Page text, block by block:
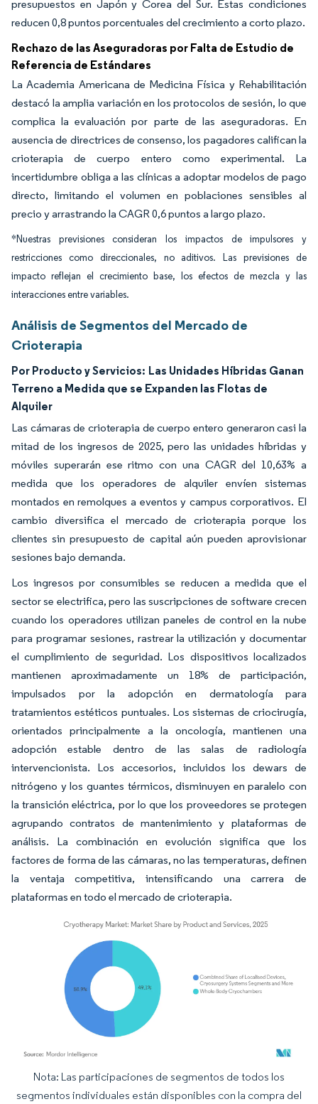
presupuestos en Japón y Corea del Sur. Estas condiciones
reducen 0,8 puntos porcentuales del crecimiento a corto plazo.
Rechazo de las Aseguradoras por Falta de Estudio de
Referencia de Estándares
La Academia Americana de Medicina Física y Rehabilitación
destacó la amplia variación en los protocolos de sesión, lo que
complica la evaluación por parte de las aseguradoras. En
ausencia de directrices de consenso, los pagadores califican la
crioterapia de cuerpo entero como experimental. La
incertidumbre obliga a las clínicas a adoptar modelos de pago
directo, limitando el volumen en poblaciones sensibles al
precio y arrastrando la CAGR 0,6 puntos a largo plazo.
*Nuestras previsiones consideran los impactos de impulsores y
restricciones como direccionales, no aditivos. Las previsiones de
impacto reflejan el crecimiento base, los efectos de mezcla y las
interacciones entre variables.
Análisis de Segmentos del Mercado de
Crioterapia
Por Producto y Servicios: Las Unidades Híbridas Ganan
Terreno a Medida que se Expanden las Flotas de
Alquiler
Las cámaras de crioterapia de cuerpo entero generaron casi la
mitad de los ingresos de 2025, pero las unidades híbridas y
móviles superarán ese ritmo con una CAGR del 10,63% a
medida que los operadores de alquiler envíen sistemas
montados en remolques a eventos y campus corporativos. El
cambio diversifica el mercado de crioterapia porque los
clientes sin presupuesto de capital aún pueden aprovisionar
sesiones bajo demanda.
Los ingresos por consumibles se reducen a medida que el
sector se electrifica, pero las suscripciones de software crecen
cuando los operadores utilizan paneles de control en la nube
para programar sesiones, rastrear la utilización y documentar
el cumplimiento de seguridad. Los dispositivos localizados
mantienen aproximadamente un 18% de participación,
impulsados por la adopción en dermatología para
tratamientos estéticos puntuales. Los sistemas de criocirugía,
orientados principalmente a la oncología, mantienen una
adopción estable dentro de las salas de radiología
intervencionista. Los accesorios, incluidos los dewars de
nitrógeno y los guantes térmicos, disminuyen en paralelo con
la transición eléctrica, por lo que los proveedores se protegen
agrupando contratos de mantenimiento y plataformas de
análisis. La combinación en evolución significa que los
factores de forma de las cámaras, no las temperaturas, definen
la ventaja competitiva, intensificando una carrera de
plataformas en todo el mercado de crioterapia.
Imagen © Mordor Intelligence. El uso requiere atribución según CC BY 4.0.
Nota: Las participaciones de segmentos de todos los
segmentos individuales están disponibles con la compra del